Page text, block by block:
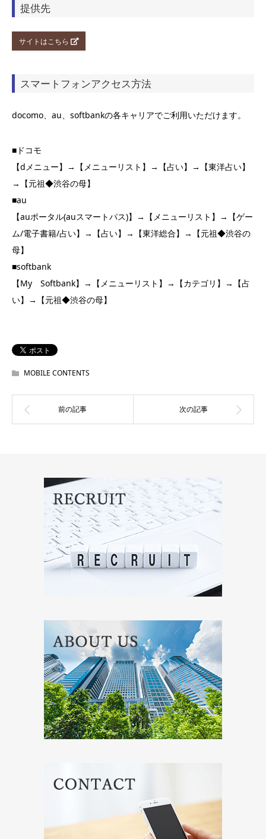
提供先
サイトはこちら
スマートフォンアクセス方法
docomo、au、softbankの各キャリアでご利用いただけます。
■ドコモ
【dメニュー】→【メニューリスト】→【占い】→【東洋占い】
→【元祖◆渋谷の母】
■au
【auポータル(auスマートパス)】→【メニューリスト】→【ゲー
ム/電子書籍/占い】→【占い】→【東洋総合】→【元祖◆渋谷の
母】
■softbank
【My Softbank】→【メニューリスト】→【カテゴリ】→【占
い】→【元祖◆渋谷の母】
MOBILE CONTENTS